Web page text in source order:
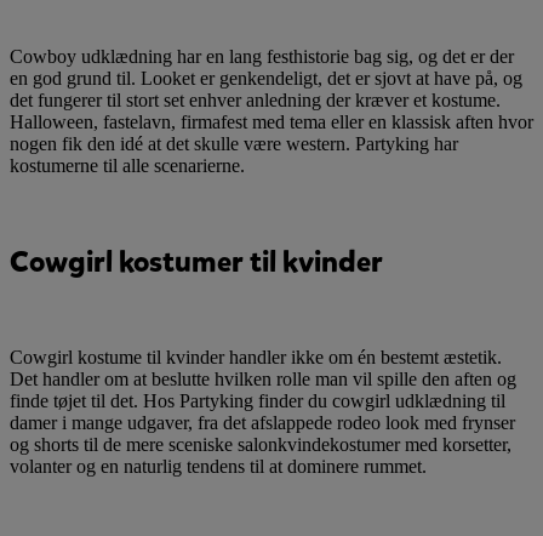
Cowboy udklædning har en lang festhistorie bag sig, og det er der
en god grund til. Looket er genkendeligt, det er sjovt at have på, og
det fungerer til stort set enhver anledning der kræver et kostume.
Halloween, fastelavn, firmafest med tema eller en klassisk aften hvor
nogen fik den idé at det skulle være western. Partyking har
kostumerne til alle scenarierne.
Cowgirl kostumer til kvinder
Cowgirl kostume til kvinder handler ikke om én bestemt æstetik.
Det handler om at beslutte hvilken rolle man vil spille den aften og
finde tøjet til det. Hos Partyking finder du cowgirl udklædning til
damer i mange udgaver, fra det afslappede rodeo look med frynser
og shorts til de mere sceniske salonkvindekostumer med korsetter,
volanter og en naturlig tendens til at dominere rummet.